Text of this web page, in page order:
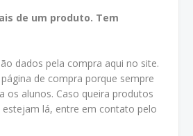
de um produto. Tem
dados pela compra aqui no site.
de compra porque sempre
os alunos. Caso queira produtos
estejam lá, entre em contato pelo